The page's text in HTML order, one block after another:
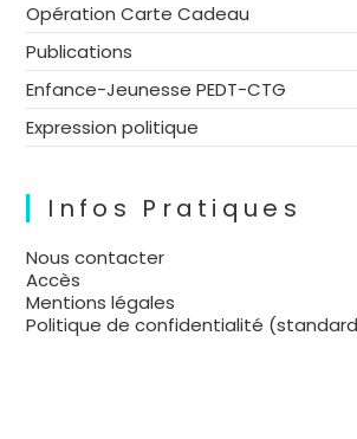
Opération Carte Cadeau
Publications
Enfance-Jeunesse PEDT-CTG
Expression politique
Infos Pratiques
Nous contacter
Accès
Mentions légales
Politique de confidentialité (standard